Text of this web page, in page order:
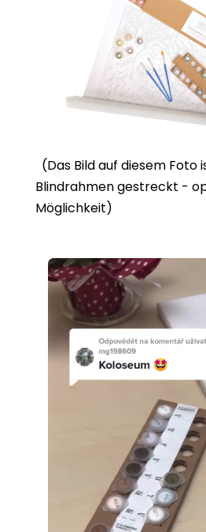
(Das Bild auf diesem Foto
Blindrahmen gestreckt -
Möglichkeit)